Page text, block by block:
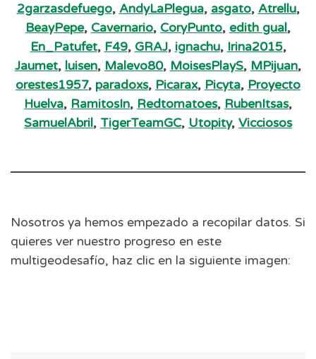
2garzasdefuego, AndyLaPlegua, asgato, Atrellu,
BeayPepe, Cavernario, CoryPunto, edith gual,
En_Patufet, F49, GRAJ, ignachu, Irina2015,
Jaumet, luisen, Malevo80, MoisesPlayS, MPijuan,
orestes1957, paradoxs, Picarax, Picyta, Proyecto
Huelva, RamitosIn, Redtomatoes, RubenItsas,
SamuelAbril, TigerTeamGC, Utopity, Vicciosos
Nosotros ya hemos empezado a recopilar datos. Si
quieres ver nuestro progreso en este
multigeodesafío, haz clic en la siguiente imagen: